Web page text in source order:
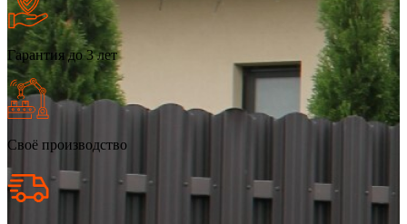
Гарантия до 3 лет
Своё производство